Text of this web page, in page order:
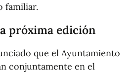
familiar.
próxima edición
que el Ayuntamiento
conjuntamente en el